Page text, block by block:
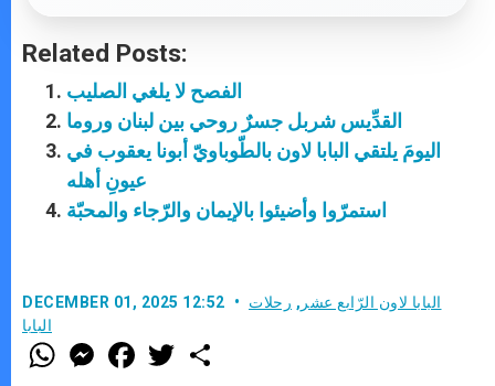
Related Posts:
الفصح لا يلغي الصليب
القدِّيس شربل جسرٌ روحي بين لبنان وروما
اليومَ يلتقي البابا لاون بالطّوباويّ أبونا يعقوب في
عيونِ أهله
استمرّوا وأضيئوا بالإيمان والرّجاء والمحبّة
DECEMBER 01, 2025 12:52 البابا لاون الرّابع عشر , رحلات
البابا
W
h
M
e
F
a
T
w